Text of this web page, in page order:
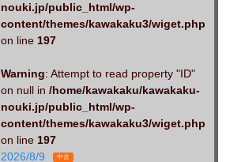
nouki.jp/public_html/wp-
content/themes/kawakaku3/wiget.php
on line 197
Warning: Attempt to read property "ID"
on null in /home/kawakaku/kawakaku-
nouki.jp/public_html/wp-
content/themes/kawakaku3/wiget.php
on line 197
2026/8/9
中古